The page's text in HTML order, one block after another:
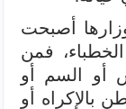
أصبحت
فمن
أو السم أو
بالإكراه أو